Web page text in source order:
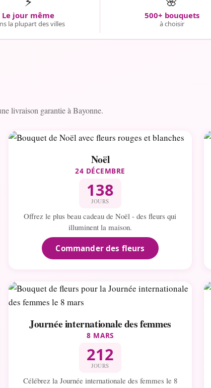
Le jour même
la plupart des villes
500+ bouquets
à choisir
livraison garantie à Bayonne.
Noël
24 DÉCEMBRE
138
JOURS
Offrez le plus beau cadeau de Noël - des fleurs qui
illuminent la maison.
Commander des fleurs
Journée internationale des femmes
8 MARS
212
JOURS
Célébrez la Journée internationale des femmes le 8